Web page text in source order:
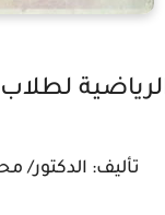
تأليف: الدكتور/